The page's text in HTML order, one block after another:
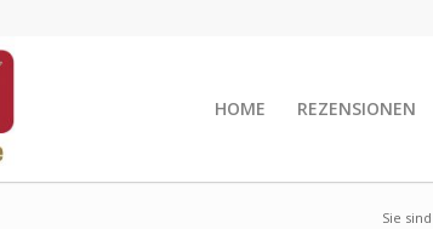
HOME REZENSIONEN
Sie